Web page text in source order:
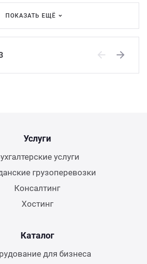
ПОКАЗАТЬ ЕЩЁ
Услуги
услуги
грузоперевозки
Консалтинг
Хостинг
Каталог
для бизнеса